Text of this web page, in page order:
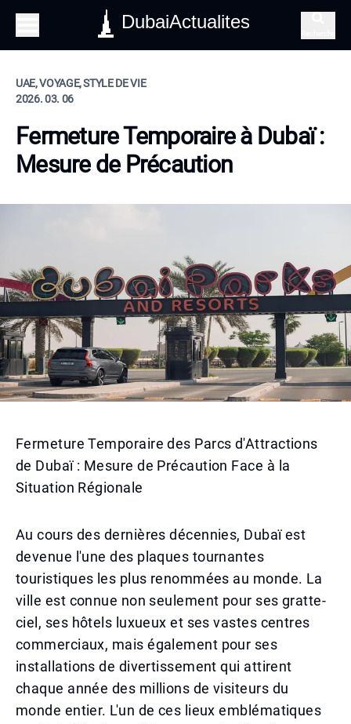
DubaiActualites
UAE, VOYAGE, STYLE DE VIE
2026. 03. 06
Fermeture Temporaire à Dubaï :
Mesure de Précaution
Fermeture Temporaire des Parcs d'Attractions
de Dubaï : Mesure de Précaution Face à la
Situation Régionale
Au cours des dernières décennies, Dubaï est
devenue l'une des plaques tournantes
touristiques les plus renommées au monde. La
ville est connue non seulement pour ses gratte-
ciel, ses hôtels luxueux et ses vastes centres
commerciaux, mais également pour ses
installations de divertissement qui attirent
chaque année des millions de visiteurs du
monde entier. L'un de ces lieux emblématiques